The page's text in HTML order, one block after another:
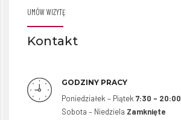
UMÓW WIZYTĘ
Kontakt
GODZINY PRACY
Poniedziałek – Piątek 7:30 – 20:00
Sobota – Niedziela Zamknięte